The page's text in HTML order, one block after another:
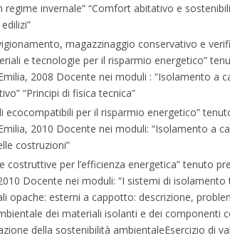
regime invernale” “Comfort abitativo e
magazzinaggio conservativo e
e tecnologie per il risparmio energetico”
2008 Docente nei moduli : “Isolamento a
“Principi di fisica tecnica”
ecocompatibili per il risparmio energetico”
2010 Docente nei moduli: “Isolamento a
costruzioni”
costruttive per l’efficienza energetica” tenuto
Docente nei moduli: “I sistemi di isolamento
opache: esterni a cappotto: descrizione,
dei materiali isolanti e dei componenti
della sostenibilità ambientaleEsercizio di